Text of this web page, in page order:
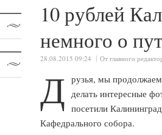
10 рублей
немного о
28.08.2015 09:24 От главного
Д рузья, мы
делать интересные
посетили
Кафедрального собора.